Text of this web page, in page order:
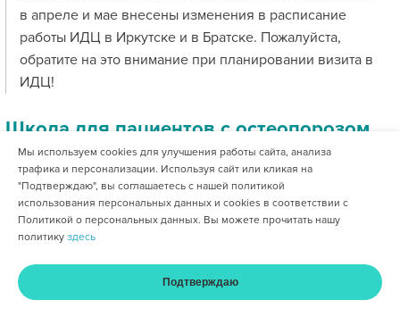
в апреле и мае внесены изменения в расписание
работы ИДЦ в Иркутске и в Братске. Пожалуйста,
обратите на это внимание при планировании визита в
ИДЦ!
Школа для пациентов с остеопорозом
17 апреля 2025 Отдел по связям с общественностью и маркетингу
Главная Услуги и цены Оплата Кабинет
Мы используем cookies для улучшения работы сайта, анализа
трафика и персонализации. Используя сайт или кликая на
"Подтверждаю", вы соглашаетесь с нашей политикой
использования персональных данных и cookies в соответствии с
Политикой о персональных данных. Вы можете прочитать нашу
политику здесь
Подтверждаю